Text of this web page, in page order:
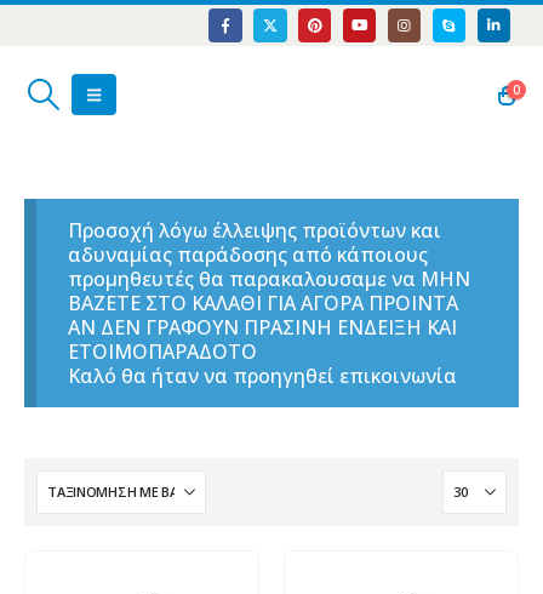
0
Προσοχή λόγω έλλειψης προϊόντων και
αδυναμίας παράδοσης από κάποιους
προμηθευτές θα παρακαλουσαμε να ΜΗΝ
ΒΑΖΕΤΕ ΣΤΟ ΚΑΛΑΘΙ ΓΙΑ ΑΓΟΡΑ ΠΡΟΙΝΤΑ
ΑΝ ΔΕΝ ΓΡΑΦΟΥΝ ΠΡΑΣΙΝΗ ΕΝΔΕΙΞΗ ΚΑΙ
ΕΤΟΙΜΟΠΑΡΑΔΟΤΟ
Καλό θα ήταν να προηγηθεί επικοινωνία